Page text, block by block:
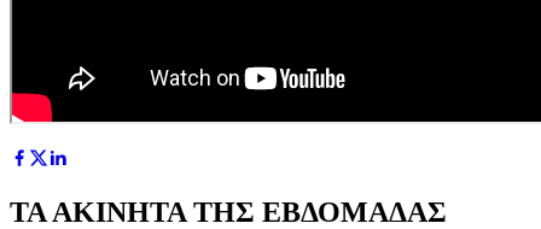
ΤΑ ΑΚΙΝΗΤΑ ΤΗΣ ΕΒΔΟΜΑΔΑΣ